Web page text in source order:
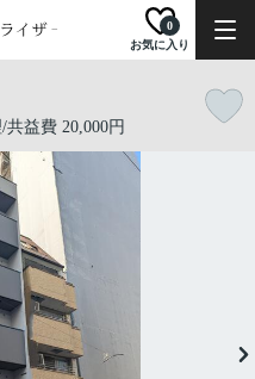
お気に入り
0
共益費 20,000円